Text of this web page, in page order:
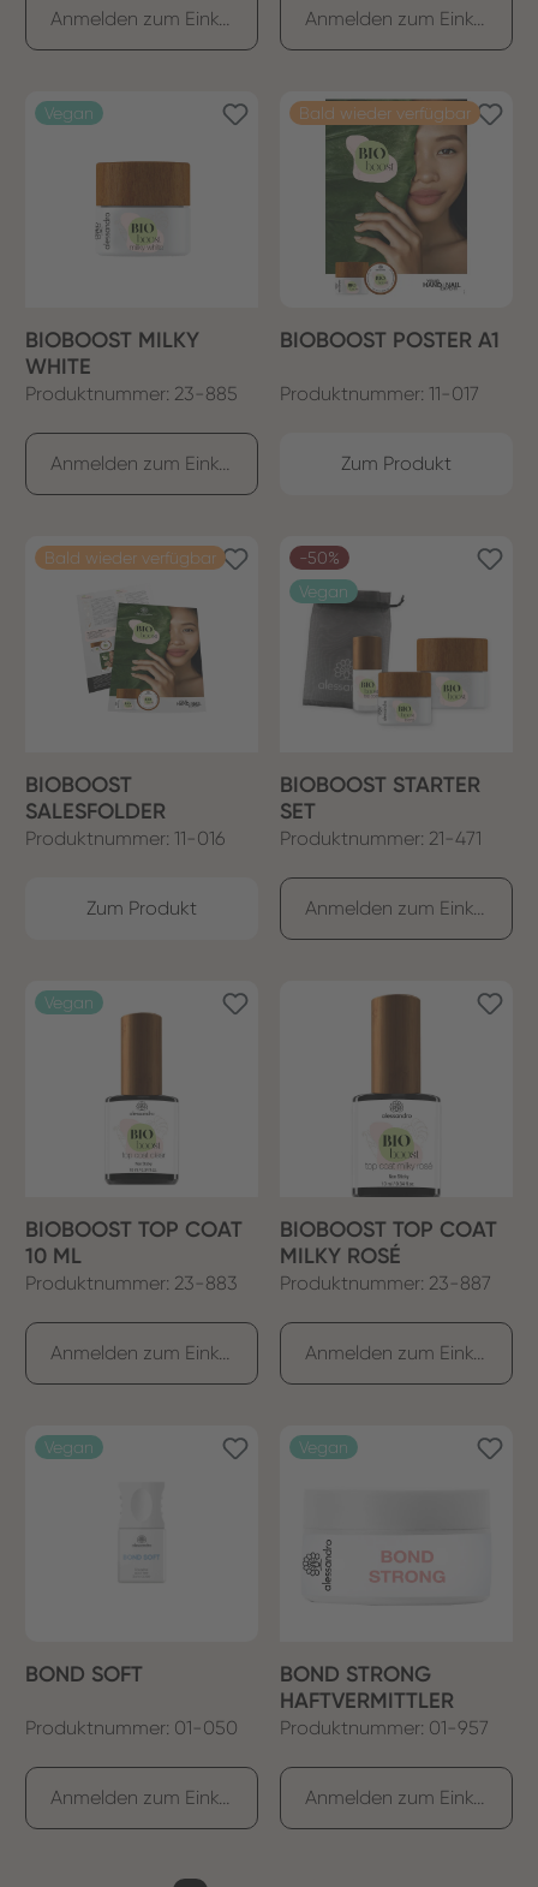
Vegan
BIOBOOST MILKY
WHITE
Produktnummer: 23-885
Bald wieder verfügbar
BIOBOOST POSTER A1
Produktnummer: 11-017
Zum Produkt
Bald wieder verfügbar
BIOBOOST
SALESFOLDER
Produktnummer: 11-016
Zum Produkt
-50%
Vegan
BIOBOOST STARTER
SET
Produktnummer: 21-471
Vegan
BIOBOOST TOP COAT
10 ML
Produktnummer: 23-883
BIOBOOST TOP COAT
MILKY ROSÉ
Produktnummer: 23-887
Vegan
BOND SOFT
Produktnummer: 01-050
Vegan
BOND STRONG
HAFTVERMITTLER
Produktnummer: 01-957